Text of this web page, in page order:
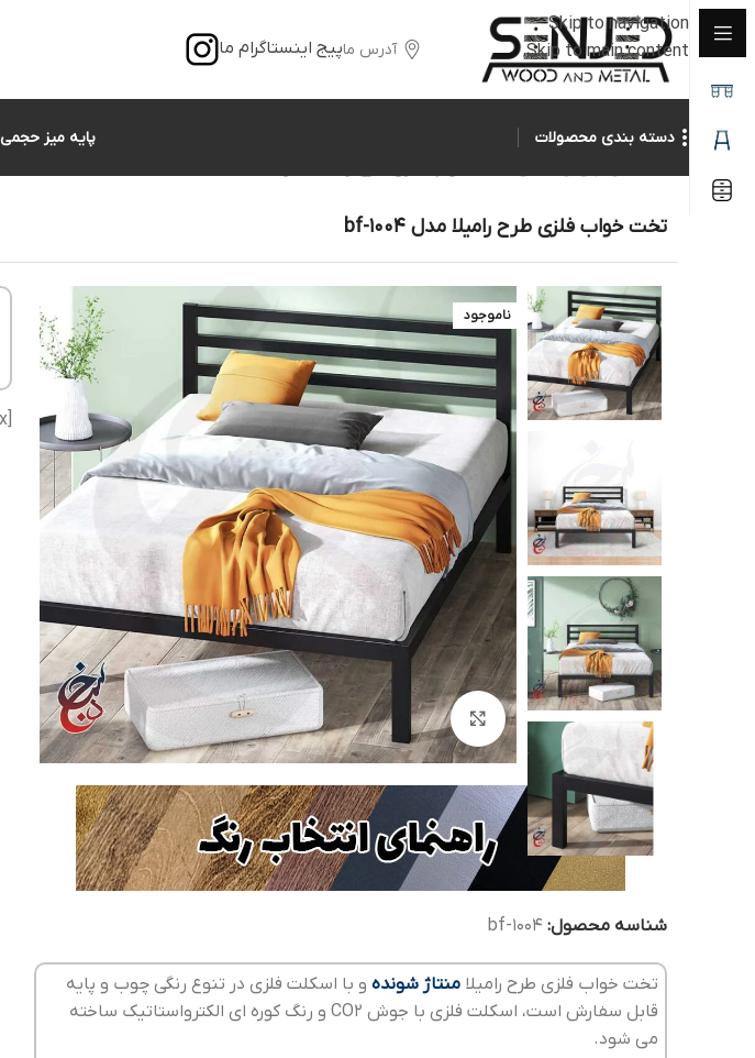
Skip to navigation
Skip to main content
آدرس ماپیج اینستاگرام ما
دسته بندی محصولات پایه میز حجمی
تخت خواب فلزی طرح رامیلا مدل bf-1004
ناموجود
بزرگنمایی تصویر
شناسه محصول: bf-1004
تخت خواب فلزی طرح رامیلا منتاژ شونده و با اسکلت فلزی در تنوع رنگی چوب و پایه
قابل سفارش است، اسکلت فلزی با جوش CO2 و رنگ کوره ای الکترواستاتیک ساخته
می شود.